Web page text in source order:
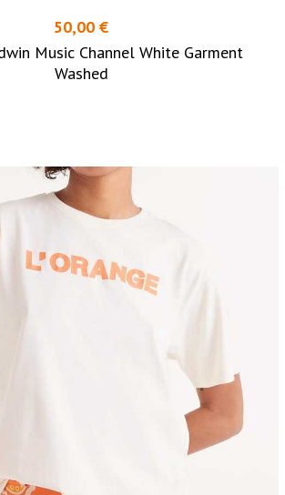
50,00 €
Music Channel White Garment
Washed